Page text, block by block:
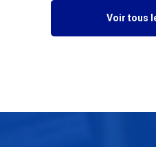
Voir tous